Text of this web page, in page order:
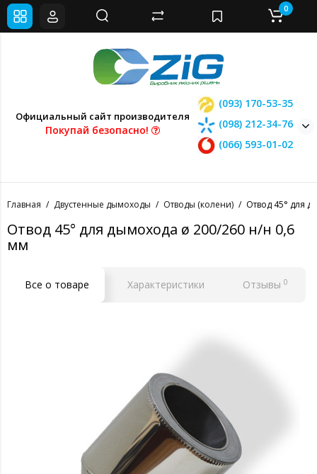
Официальный сайт производителя
Покупай безопасно!
(093) 170-53-35
(098) 212-34-76
(066) 593-01-02
0
Главная Двустенные дымоходы Отводы (колени) Отвод 45° для
Отвод 45° для дымохода ø 200/260 н/н 0,6
мм
Все о товаре Характеристики Отзывы 0